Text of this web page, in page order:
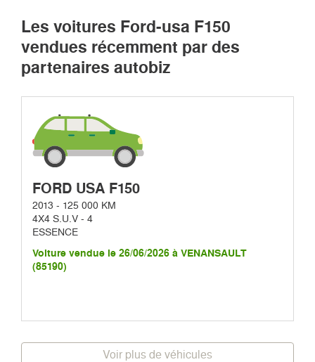
Les voitures Ford-usa F150
vendues récemment par des
partenaires autobiz
FORD USA F150
2013 - 125 000 KM
4X4 S.U.V - 4
ESSENCE
Voiture vendue le 26/06/2026 à VENANSAULT
(85190)
Voir plus de véhicules